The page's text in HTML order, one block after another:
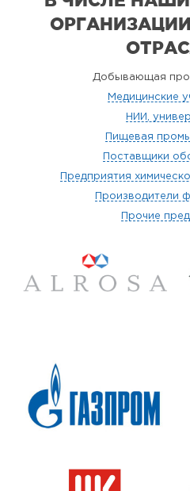
ОРГАНИЗАЦИИ
Добывающая
Медицинские
НИИ,
Пищевая
Поставщики
Предприятия
Производители
Прочие